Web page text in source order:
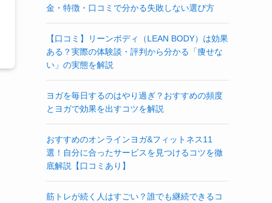
金・特徴・口コミで分かる失敗しない選び方
【口コミ】リーンボディ（LEAN BODY）は効果
ある？実際の体験談・評判から分かる「痩せな
い」の実態を解説
ヨガを毎日するのはやり過ぎ？おすすめの頻度
とヨガで効果を出すコツを解説
おすすめのオンラインヨガ&フィットネス11
選！自分に合ったサービスを見つけるコツを徹
底解説【口コミあり】
筋トレが続く人はすごい？誰でも継続できるコ